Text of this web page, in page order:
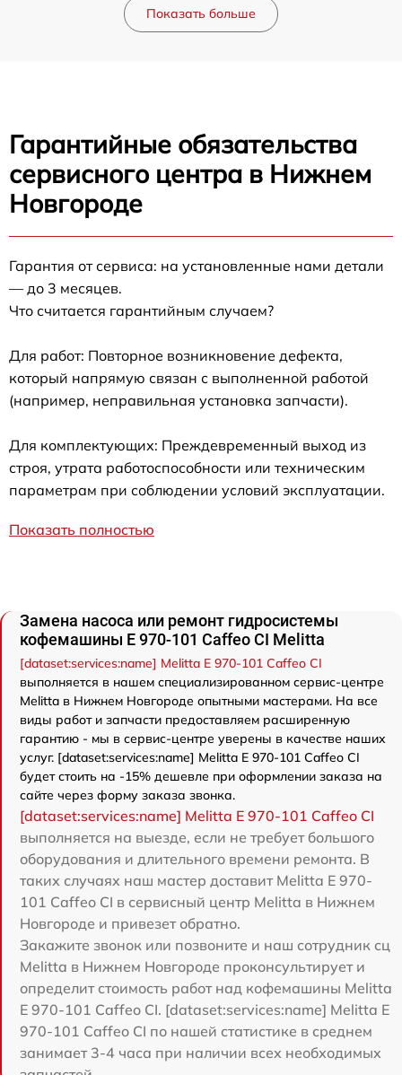
Показать больше
Гарантийные обязательства
сервисного центра в Нижнем
Новгороде
Гарантия от сервиса: на установленные нами детали
— до 3 месяцев.
Что считается гарантийным случаем?
Для работ: Повторное возникновение дефекта,
который напрямую связан с выполненной работой
(например, неправильная установка запчасти).
Для комплектующих: Преждевременный выход из
строя, утрата работоспособности или техническим
параметрам при соблюдении условий эксплуатации.
Показать полностью
Замена насоса или ремонт гидросистемы
кофемашины Е 970-101 Caffeo CI Melitta
[dataset:services:name] Melitta Е 970-101 Caffeo CI
выполняется в нашем специализированном сервис-центре
Melitta в Нижнем Новгороде опытными мастерами. На все
виды работ и запчасти предоставляем расширенную
гарантию - мы в сервис-центре уверены в качестве наших
услуг. [dataset:services:name] Melitta Е 970-101 Caffeo CI
будет стоить на -15% дешевле при оформлении заказа на
сайте через форму заказа звонка.
[dataset:services:name] Melitta Е 970-101 Caffeo CI
выполняется на выезде, если не требует большого
оборудования и длительного времени ремонта. В
таких случаях наш мастер доставит Melitta Е 970-
101 Caffeo CI в сервисный центр Melitta в Нижнем
Новгороде и привезет обратно.
Закажите звонок или позвоните и наш сотрудник сц
Melitta в Нижнем Новгороде проконсультирует и
определит стоимость работ над кофемашины Melitta
Е 970-101 Caffeo CI. [dataset:services:name] Melitta Е
970-101 Caffeo CI по нашей статистике в среднем
занимает 3-4 часа при наличии всех необходимых